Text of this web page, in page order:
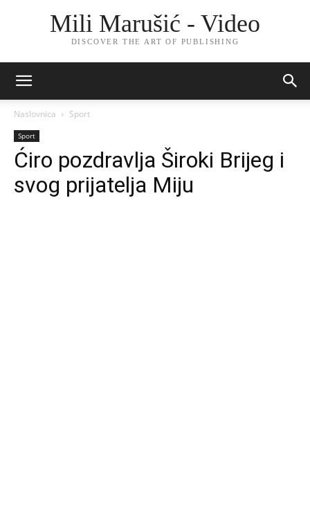
Mili Marušić - Video
DISCOVER THE ART OF PUBLISHING
Naslovnica Sport
Sport
Ćiro pozdravlja Široki Brijeg i
svog prijatelja Miju